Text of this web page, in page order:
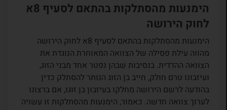
הימנעות מהסתלקות בהתאם לסעיף 8א
לחוק הירושה
הימנעות מהסתלקות בהתאם לסעיף 8א לחוק הירושה
מהווה עילת פסילה של הצוואה המאוחרת הנוגדת את
הצוואה ההדדית. בנסיבות שבהן נפטר אחד מבני הזוג,
ועיזבונו טרם חולק, חייב בן הזוג הנותר להסתלק כדין
בהודעה לרשם הירושה מחלקו בעיזבון בן זוגו, אם ברצונו
לערוך צוואה חדשה. כאמור, הימנעות מהסתלקות זו עשויה